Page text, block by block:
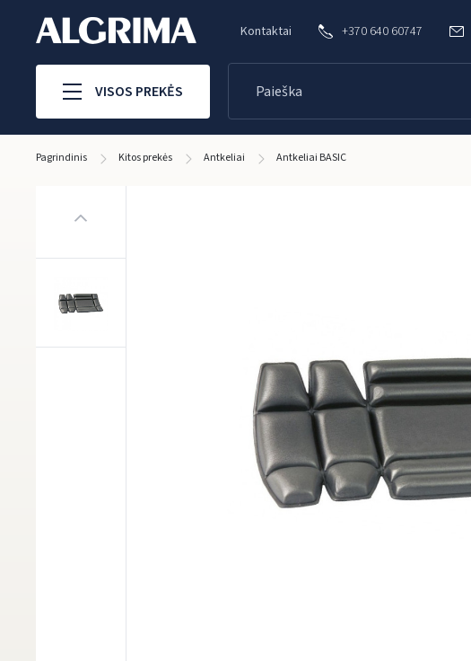
Kontaktai +370 640 60747
VISOS PREKĖS
Pagrindinis Kitos prekės Antkeliai Antkeliai BASIC